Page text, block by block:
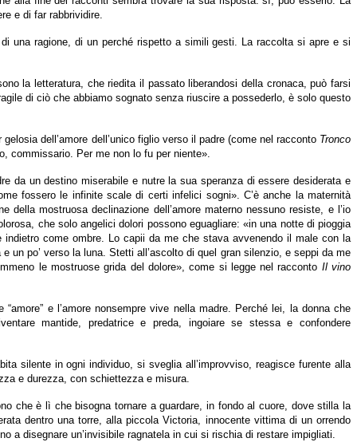
e di far rabbrividire.
una ragione, di un perché rispetto a simili gesti. La raccolta si apre e si
la letteratura, che riedita il passato liberandosi della cronaca, può farsi
di ciò che abbiamo sognato senza riuscire a possederlo, è solo questo
dell’amore dell’unico figlio verso il padre (come nel racconto Tronco
commissario. Per me non lo fu per niente».
da un destino miserabile e nutre la sua speranza di essere desiderata e
fossero le infinite scale di certi infelici sogni». C’è anche la maternità
mostruosa declinazione dell’amore materno nessuno resiste, e l’io
che solo angelici dolori possono eguagliare: «in una notte di pioggia
come ombre. Lo capii da me che stava avvenendo il male con la
po’ verso la luna. Stetti all’ascolto di quel gran silenzio, e seppi da me
le mostruose grida del dolore», come si legge nel racconto Il vino
e l’amore nonsempre vive nella madre. Perché lei, la donna che
mantide, predatrice e preda, ingoiare se stessa e confondere
silente in ogni individuo, si sveglia all’improvviso, reagisce furente alla
e durezza, con schiettezza e misura.
che è lì che bisogna tornare a guardare, in fondo al cuore, dove stilla la
dentro una torre, alla piccola Victoria, innocente vittima di un orrendo
a disegnare un’invisibile ragnatela in cui si rischia di restare impigliati.